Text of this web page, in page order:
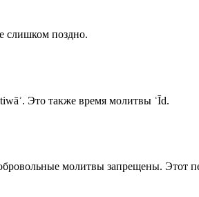
слишком поздно.
Это также время молитвы ʿĪd.
молитвы запрещены. Этот